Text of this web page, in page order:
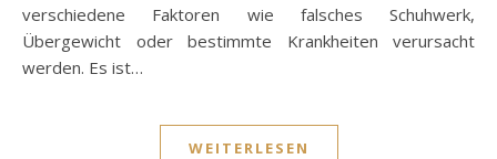
verschiedene Faktoren wie falsches Schuhwerk,
Übergewicht oder bestimmte Krankheiten verursacht
werden. Es ist…
WEITERLESEN